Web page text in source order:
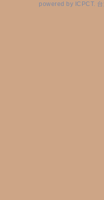
powered by ICPCT.